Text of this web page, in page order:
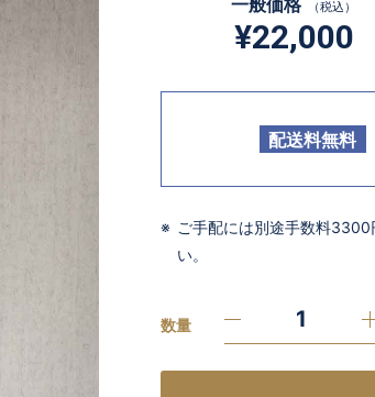
一般価格 （税込）
¥22,000
配送料無料
ご手配には別途手数料3300
い。
数量